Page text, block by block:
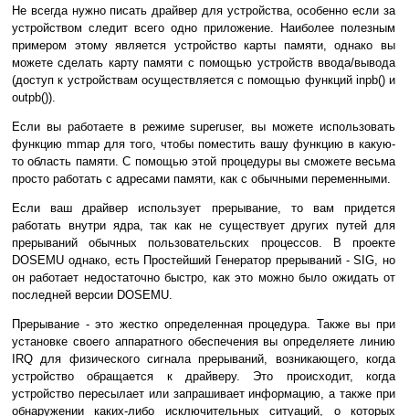
Не всегда нужно писать драйвер для устройства, особенно если за
устройством следит всего одно приложение. Наиболее полезным
примером этому является устройство карты памяти, однако вы
можете сделать карту памяти с помощью устройств ввода/вывода
(доступ к устройствам осуществляется с помощью функций inpb() и
outpb()).
Если вы работаете в режиме superuser, вы можете использовать
функцию mmap для того, чтобы поместить вашу функцию в какую-
то область памяти. С помощью этой процедуры вы сможете весьма
просто работать с адресами памяти, как с обычными переменными.
Если ваш драйвер использует прерывание, то вам придется
работать внутри ядра, так как не существует других путей для
прерываний обычных пользовательских процессов. В проекте
DOSEMU однако, есть Простейший Генератор прерываний - SIG, но
он работает недостаточно быстро, как это можно было ожидать от
последней версии DOSEMU.
Прерывание - это жестко определенная процедура. Также вы при
установке своего аппаратного обеспечения вы определяете линию
IRQ для физического сигнала прерываний, возникающего, когда
устройство обращается к драйверу. Это происходит, когда
устройство пересылает или запрашивает информацию, а также при
обнаружении каких-либо исключительных ситуаций, о которых